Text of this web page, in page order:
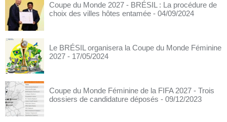
Coupe du Monde 2027 - BRÉSIL : La procédure de
choix des villes hôtes entamée - 04/09/2024
Le BRÉSIL organisera la Coupe du Monde Féminine
2027 - 17/05/2024
Coupe du Monde Féminine de la FIFA 2027 - Trois
dossiers de candidature déposés - 09/12/2023